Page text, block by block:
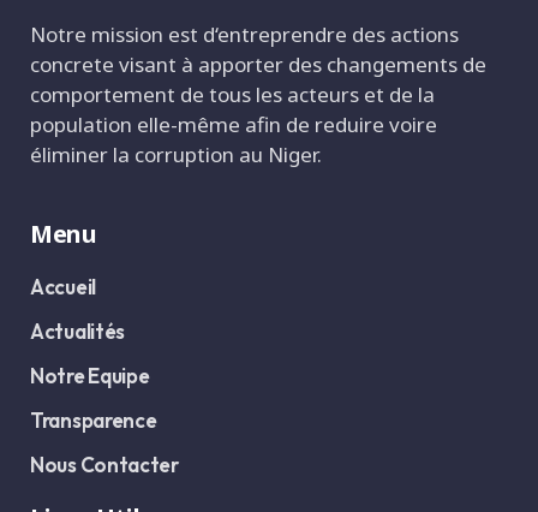
Notre mission est d‘entreprendre des actions
concrete visant à apporter des changements de
comportement de tous les acteurs et de la
population elle-même afin de reduire voire
éliminer la corruption au Niger.
Menu
Accueil
Actualités
Notre Equipe
Transparence
Nous Contacter